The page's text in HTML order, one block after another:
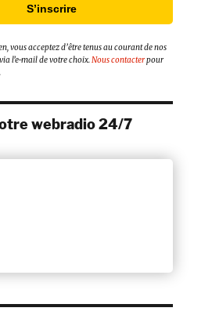
S’inscrire
vous acceptez d’être tenus au courant de nos
l’e-mail de votre choix.Nous contacterpour
webradio 24/7